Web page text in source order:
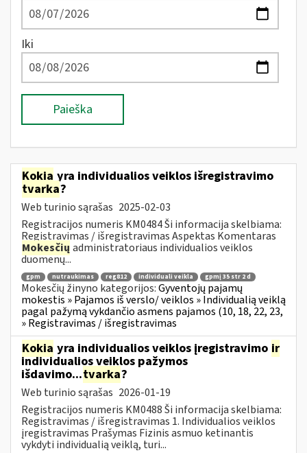
Iki
Paieška
Kokia yra individualios veiklos išregistravimo
tvarka?
Web turinio sąrašas 2025-02-03
Registracijos numeris KM0484 Ši informacija skelbiama:
Registravimas / išregistravimas Aspektas Komentaras
Mokesčių administratoriaus individualios veiklos
duomenų...
gpm nutraukimas reg812 individuali veikla gpmį 35 str 2 d
Mokesčių žinyno kategorijos:Gyventojų pajamų
mokestis » Pajamos iš verslo/ veiklos » Individualią veiklą
pagal pažymą vykdančio asmens pajamos (10, 18, 22, 23,
» Registravimas / išregistravimas
Kokia yra individualios veiklos įregistravimo ir
individualios veiklos pažymos
išdavimo...tvarka?
Web turinio sąrašas 2026-01-19
Registracijos numeris KM0488 Ši informacija skelbiama:
Registravimas / išregistravimas 1. Individualios veiklos
įregistravimas Prašymas Fizinis asmuo ketinantis
vykdyti individualią veiklą, turi...